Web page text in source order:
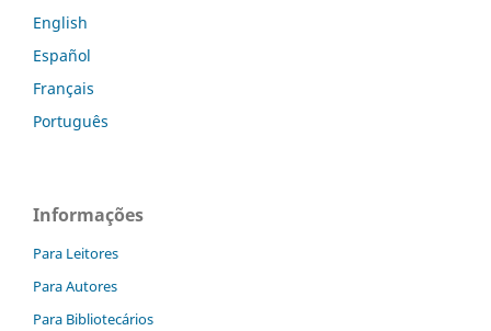
English
Español
Français
Português
Informações
Para Leitores
Para Autores
Para Bibliotecários